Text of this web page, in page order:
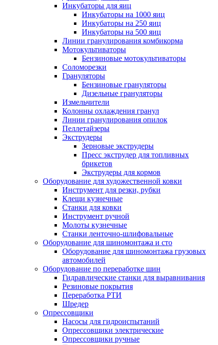
Инкубаторы для яиц
Инкубаторы на 1000 яиц
Инкубаторы на 250 яиц
Инкубаторы на 500 яиц
Линии гранулирования комбикорма
Мотокультиваторы
Бензиновые мотокультиваторы
Соломорезки
Грануляторы
Бензиновые грануляторы
Дизельные грануляторы
Измельчители
Колонны охлаждения гранул
Линии гранулирования опилок
Пеллетайзеры
Экструдеры
Зерновые экструдеры
Пресс экструдер для топливных
брикетов
Экструдеры для кормов
Оборудование для художественной ковки
Инструмент для резки, рубки
Клещи кузнечные
Станки для ковки
Инструмент ручной
Молоты кузнечные
Станки ленточно-шлифовальные
Оборудование для шиномонтажа и сто
Оборудование для шиномонтажа грузовых
автомобилей
Оборудование по переработке шин
Гидравлические станки для выравнивания
Резиновые покрытия
Переработка РТИ
Шредер
Опрессовщики
Насосы для гидроиспытаний
Опрессовщики электрические
Опрессовщики ручные